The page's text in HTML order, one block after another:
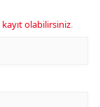
kayıt olabilirsiniz.